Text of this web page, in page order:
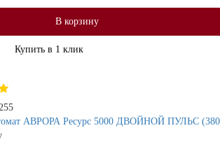
В корзину
Купить в 1 клик
АВРОРА Ресурс 5000 ДВОЙНОЙ ПУЛЬС